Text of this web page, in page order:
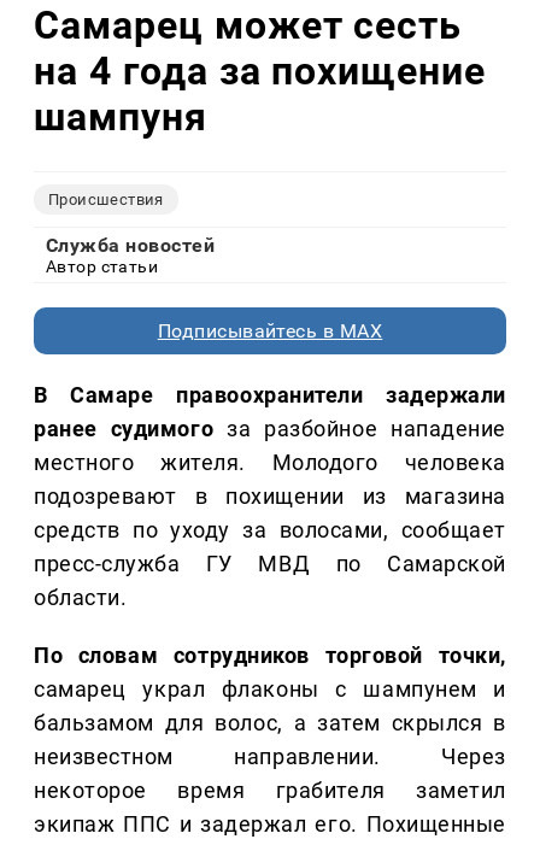
Самарец может сесть
на 4 года за похищение
шампуня
Происшествия
Служба новостей
Автор статьи
Подписывайтесь в MAX
В Самаре правоохранители задержали
ранее судимого за разбойное нападение
местного жителя. Молодого человека
подозревают в похищении из магазина
средств по уходу за волосами, сообщает
пресс-служба ГУ МВД по Самарской
области.
По словам сотрудников торговой точки,
самарец украл флаконы с шампунем и
бальзамом для волос, а затем скрылся в
неизвестном направлении. Через
некоторое время грабителя заметил
экипаж ППС и задержал его. Похищенные